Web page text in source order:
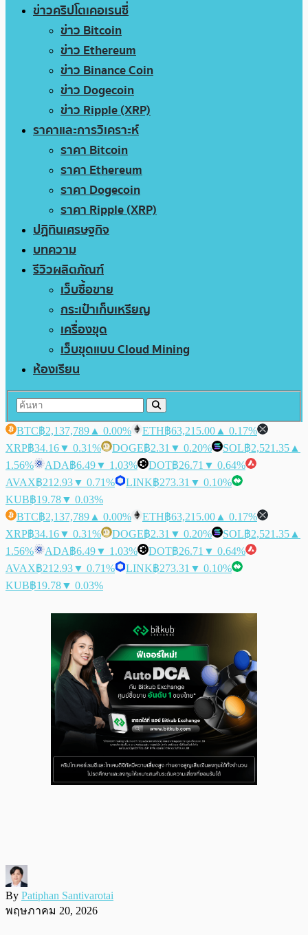
ข่าวคริปโตเคอเรนซี่
ข่าว Bitcoin
ข่าว Ethereum
ข่าว Binance Coin
ข่าว Dogecoin
ข่าว Ripple (XRP)
ราคาและการวิเคราะห์
ราคา Bitcoin
ราคา Ethereum
ราคา Dogecoin
ราคา Ripple (XRP)
ปฏิทินเศรษฐกิจ
บทความ
รีวิวผลิตภัณฑ์
เว็บซื้อขาย
กระเป๋าเก็บเหรียญ
เครื่องขุด
เว็บขุดแบบ Cloud Mining
ห้องเรียน
BTC฿2,137,789 ▲ 0.00% ETH฿63,215.00 ▲ 0.17%
XRP฿34.16▼ 0.31% DOGE฿2.31 ▼ 0.20% SOL฿2,521.35 ▲
1.56%
ADA฿6.49▼ 1.03% DOT฿26.71 ▼ 0.64%
AVAX฿212.93▼ 0.71% LINK฿273.31 ▼ 0.10%
KUB฿19.78▼ 0.03%
BTC฿2,137,789 ▲ 0.00% ETH฿63,215.00 ▲ 0.17%
XRP฿34.16▼ 0.31% DOGE฿2.31 ▼ 0.20% SOL฿2,521.35 ▲
1.56%
ADA฿6.49▼ 1.03% DOT฿26.71 ▼ 0.64%
AVAX฿212.93▼ 0.71% LINK฿273.31 ▼ 0.10%
KUB฿19.78▼ 0.03%
By Patiphan Santivarotai
พฤษภาคม 20, 2026